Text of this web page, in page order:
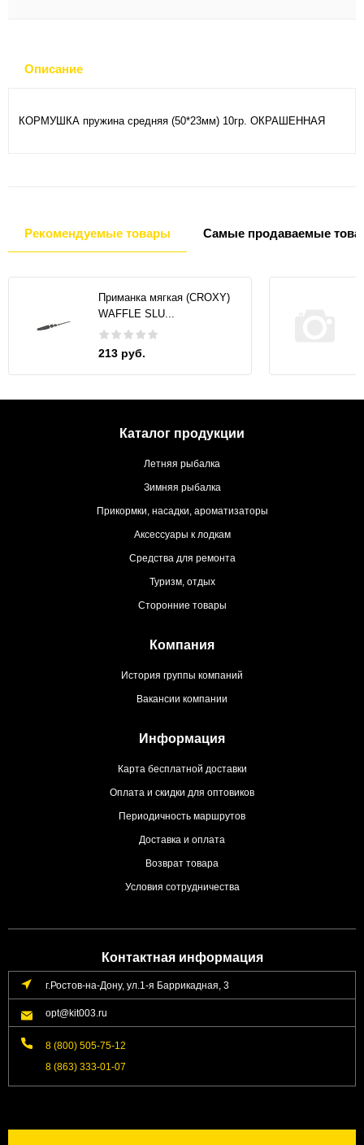
Описание
КОРМУШКА пружина средняя (50*23мм) 10гр. ОКРАШЕННАЯ
Рекомендуемые товары Самые продаваемые
Приманка мягкая (CROXY)
WAFFLE SLU...
213 руб.
Каталог продукции
Летняя рыбалка
Зимняя рыбалка
Прикормки, насадки, ароматизаторы
Аксессуары к лодкам
Средства для ремонта
Туризм, отдых
Сторонние товары
Компания
История группы компаний
Вакансии компании
Информация
Карта бесплатной доставки
Оплата и скидки для оптовиков
Периодичность маршрутов
Доставка и оплата
Возврат товара
Условия сотрудничества
Контактная информация
г.Ростов-на-Дону, ул.1-я Баррикадная, 3
opt@kit003.ru
8 (800) 505-75-12
8 (863) 333-01-07